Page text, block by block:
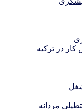
در ترکیه
مردانه